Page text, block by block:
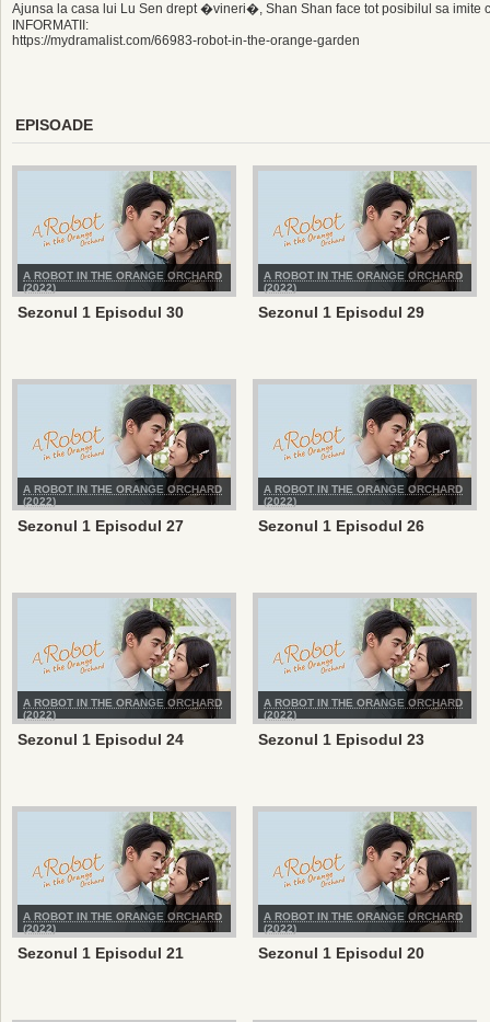
Ajunsa la casa lui Lu Sen drept �vineri�, Shan Shan face tot posibilul sa imite
INFORMATII:
https://mydramalist.com/66983-robot-in-the-orange-garden
EPISOADE
A ROBOT IN THE ORANGE ORCHARD
(2022)
Sezonul 1 Episodul 30
A ROBOT IN THE ORANGE ORCHARD
(2022)
Sezonul 1 Episodul 29
A ROBOT IN THE ORANGE ORCHARD
(2022)
Sezonul 1 Episodul 27
A ROBOT IN THE ORANGE ORCHARD
(2022)
Sezonul 1 Episodul 26
A ROBOT IN THE ORANGE ORCHARD
(2022)
Sezonul 1 Episodul 24
A ROBOT IN THE ORANGE ORCHARD
(2022)
Sezonul 1 Episodul 23
A ROBOT IN THE ORANGE ORCHARD
(2022)
Sezonul 1 Episodul 21
A ROBOT IN THE ORANGE ORCHARD
(2022)
Sezonul 1 Episodul 20